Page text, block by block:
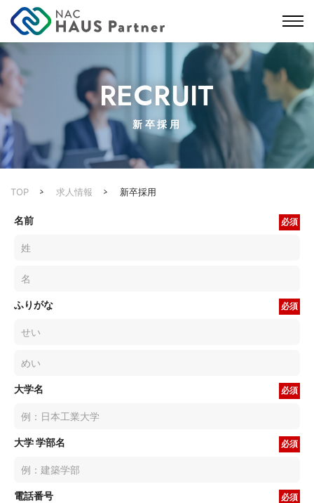
RECRUIT
新卒採用
TOP 求人情報 新卒採用
名前 必須
ふりがな 必須
大学名 必須
大学 学部名 必須
電話番号 必須